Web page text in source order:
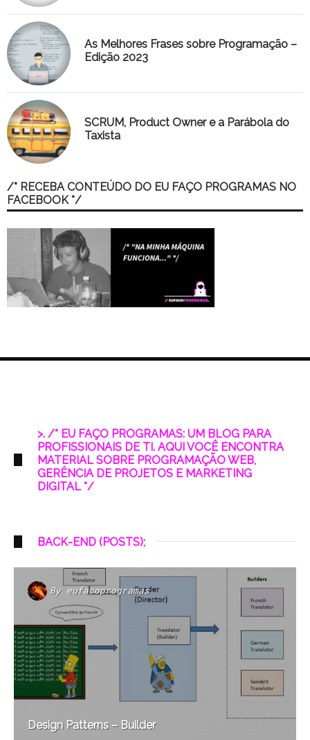
As Melhores Frases sobre Programação –
Edição 2023
SCRUM, Product Owner e a Parábola do
Taxista
/* RECEBA CONTEÚDO DO EU FAÇO PROGRAMAS NO
FACEBOOK */
>. /* EU FAÇO PROGRAMAS: UM BLOG PARA
PROFISSIONAIS DE TI. AQUI VOCÊ ENCONTRA
MATERIAL SOBRE PROGRAMAÇÃO WEB,
GERÊNCIA DE PROJETOS E MARKETING
DIGITAL */
BACK-END (POSTS);
By eufacoprogramas
Design Patterns – Builder